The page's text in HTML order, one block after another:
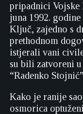
pripadnici Vojske
juna 1992.
Ključ, zajedno s
prethodnom
istjerali vani
su bili zatvoreni
“Radenko
Kako je ranije
osmorica